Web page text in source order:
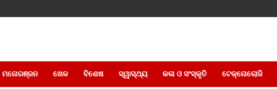
ମନୋରଞ୍ଜନ ଖେଳ ବିଶେଷ ସ୍ୱାସ୍ଥ୍ୟ କଳା ଓ ସଂସ୍କୃତି ଟେକ୍ନୋଲୋଜି